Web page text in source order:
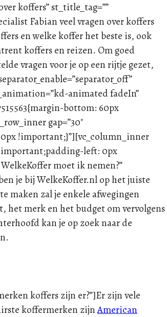
koffers” st_title_tag=””
Fabian veel vragen over koffers
en welke koffer het beste is, ook
koffers en reizen. Om goed
vragen voor je op een rijtje gezet,
animated fadeIn”
bottom: 60px
gap=”30″
!important;}”][vc_column_inner
!important;padding-left: 0px
moet ik nemen?”
je bij WelkeKoffer.nl op het juiste
maken zal je enkele afwegingen
het merk en het budget om vervolgens
kan je op zoek naar de
koffers zijn er?”]Er zijn vele
koffermerken zijnAmerican